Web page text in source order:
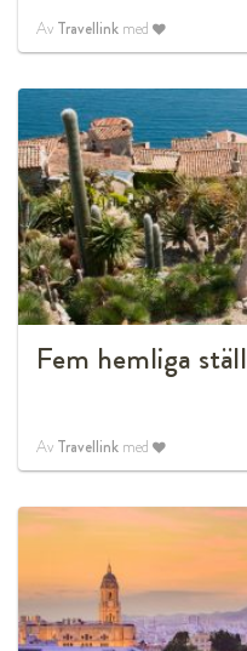
Av Travellink med
Fem hemliga
Av Travellink med